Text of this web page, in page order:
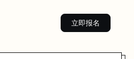
立即报名